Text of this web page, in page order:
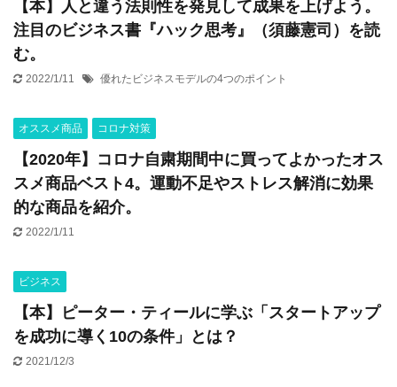
【本】人と違う法則性を発見して成果を上げよう。
注目のビジネス書『ハック思考』（須藤憲司）を読
む。
2022/1/11 優れたビジネスモデルの4つのポイント
オススメ商品 コロナ対策
【2020年】コロナ自粛期間中に買ってよかったオス
スメ商品ベスト4。運動不足やストレス解消に効果
的な商品を紹介。
2022/1/11
ビジネス
【本】ピーター・ティールに学ぶ「スタートアップ
を成功に導く10の条件」とは？
2021/12/3